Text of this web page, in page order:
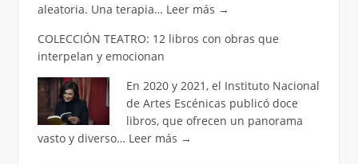
aleatoria. Una terapia… Leer más →
COLECCIÓN TEATRO: 12 libros con obras que
interpelan y emocionan
En 2020 y 2021, el Instituto Nacional
de Artes Escénicas publicó doce
libros, que ofrecen un panorama
vasto y diverso… Leer más →